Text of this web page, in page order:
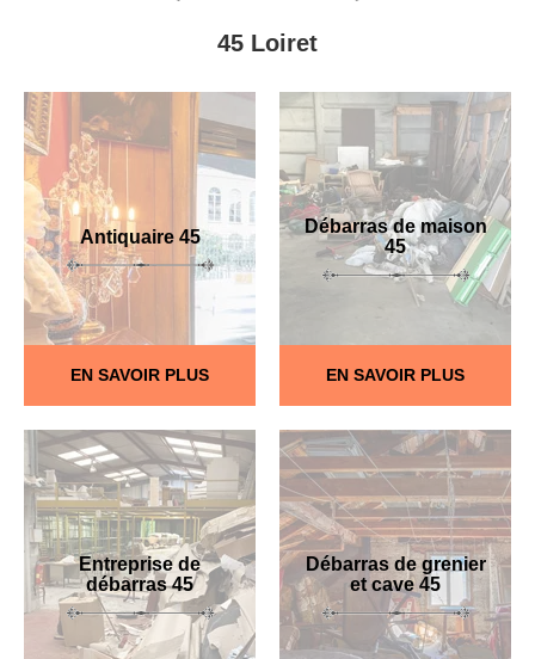
45 Loiret
Antiquaire 45
EN SAVOIR PLUS
Débarras de maison
45
EN SAVOIR PLUS
Entreprise de
débarras 45
Débarras de grenier
et cave 45